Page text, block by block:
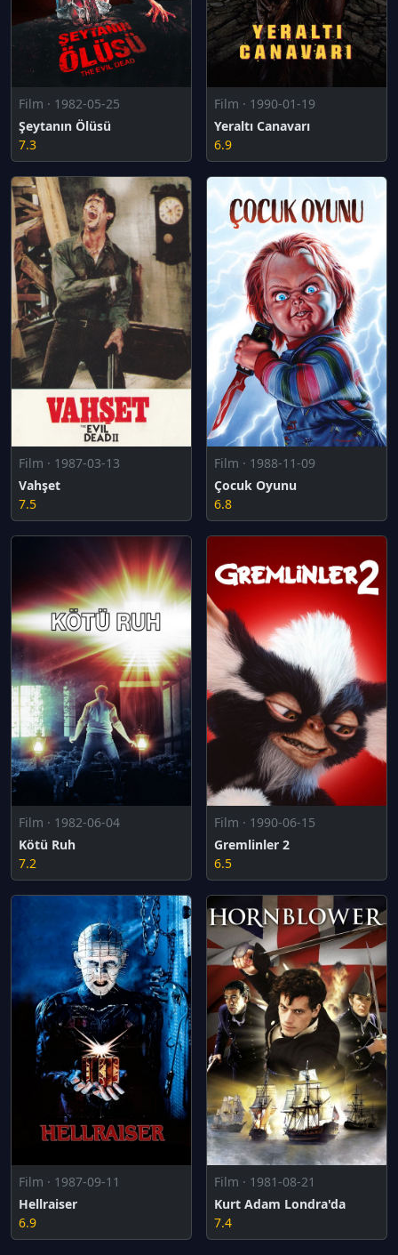
Film · 1982-05-25
Şeytanın Ölüsü
7.3
Film · 1990-01-19
Yeraltı Canavarı
6.9
Film · 1987-03-13
Vahşet
7.5
Film · 1988-11-09
Çocuk Oyunu
6.8
Film · 1982-06-04
Kötü Ruh
7.2
Film · 1990-06-15
Gremlinler 2
6.5
Film · 1987-09-11
Hellraiser
6.9
Film · 1981-08-21
Kurt Adam Londra'da
7.4